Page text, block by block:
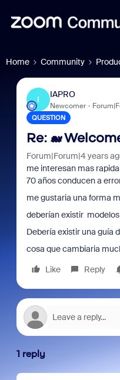
Home Community
I
IAPRO
Newcomer
QUESTION
Re: 🐋
Forum|Forum|4 years
me interesan mas
70 años conducen a
me gustaria una forma
deberían existir
Debería existir una guía
cosa que cambiaria
Like
Reply
1 reply